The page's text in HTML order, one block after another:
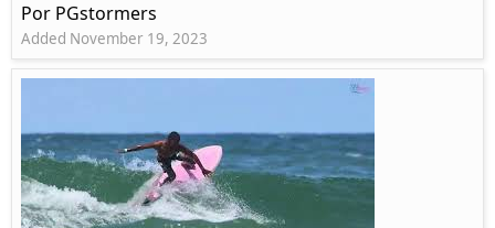
Por PGstormers
Added November 19, 2023